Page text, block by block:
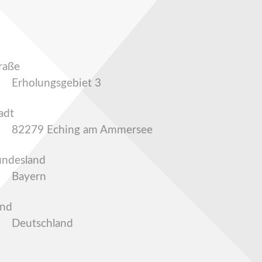
Erholungsgebiet 3
82279 Eching am Ammersee
Bayern
Deutschland